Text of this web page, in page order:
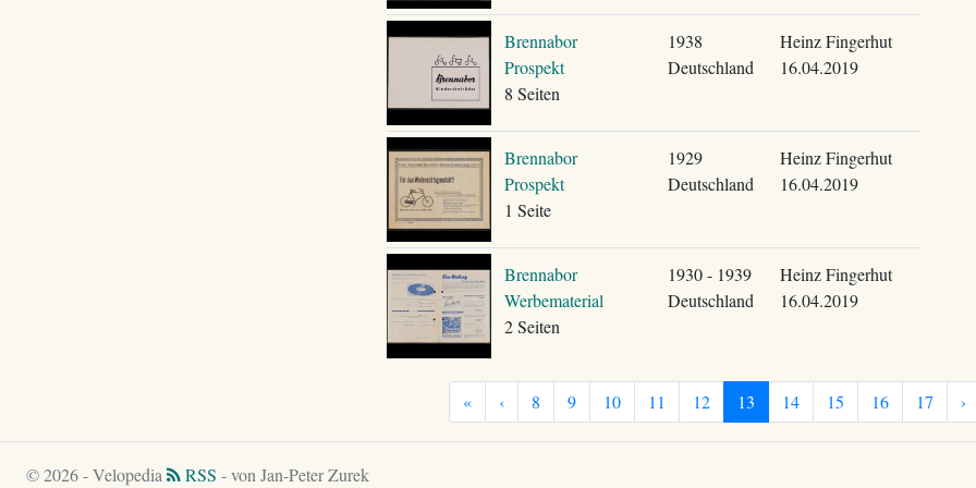
Brennabor
Prospekt
8 Seiten
1938
Deutschland
Heinz Fingerhut
16.04.2019
Brennabor
Prospekt
1 Seite
1929
Deutschland
Heinz Fingerhut
16.04.2019
Brennabor
Werbematerial
2 Seiten
1930 - 1939
Deutschland
Heinz Fingerhut
16.04.2019
« ‹ 8 9 10 11 12 13 14 15 16 17 ›
© 2026 - Velopedia RSS - von Jan-Peter Zurek